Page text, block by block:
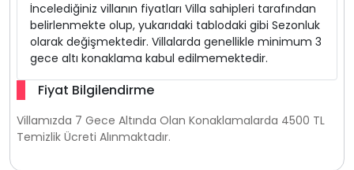
İncelediğiniz villanın fiyatları Villa sahipleri tarafından
belirlenmekte olup, yukarıdaki tablodaki gibi Sezonluk
olarak değişmektedir. Villalarda genellikle minimum 3
gece altı konaklama kabul edilmemektedir.
Fiyat Bilgilendirme
Villamızda 7 Gece Altında Olan Konaklamalarda 4500 TL
Temizlik Ücreti Alınmaktadır.